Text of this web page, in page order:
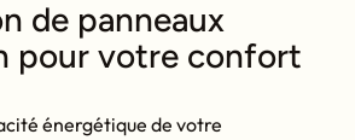
de panneaux
pour votre confort
énergétique de votre